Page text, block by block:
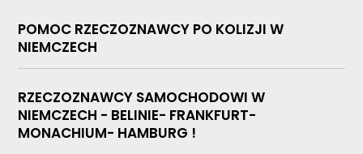
POMOC RZECZOZNAWCY PO KOLIZJI W
NIEMCZECH
RZECZOZNAWCY SAMOCHODOWI W
NIEMCZECH - BELINIE- FRANKFURT-
MONACHIUM- HAMBURG !